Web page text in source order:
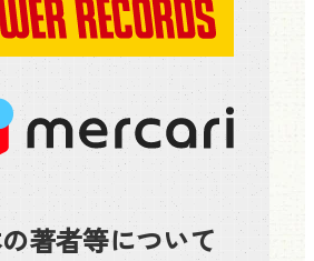
著者等について